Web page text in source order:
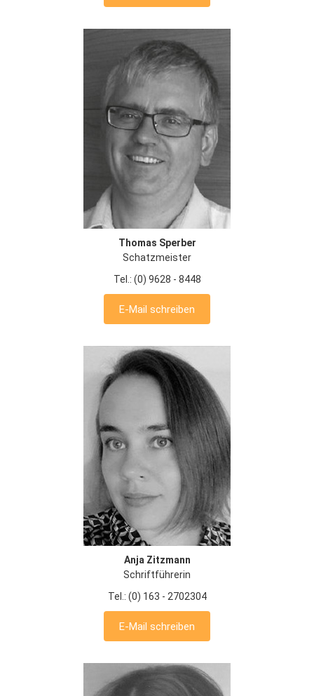
Thomas Sperber
Schatzmeister
Tel.: (0) 9628 - 8448
E-Mail schreiben
Anja Zitzmann
Schriftführerin
Tel.: (0) 163 - 2702304
E-Mail schreiben